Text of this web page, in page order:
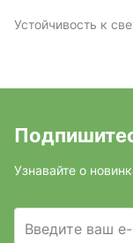
Устойчивость к
Узнавайте о
Введите ваш